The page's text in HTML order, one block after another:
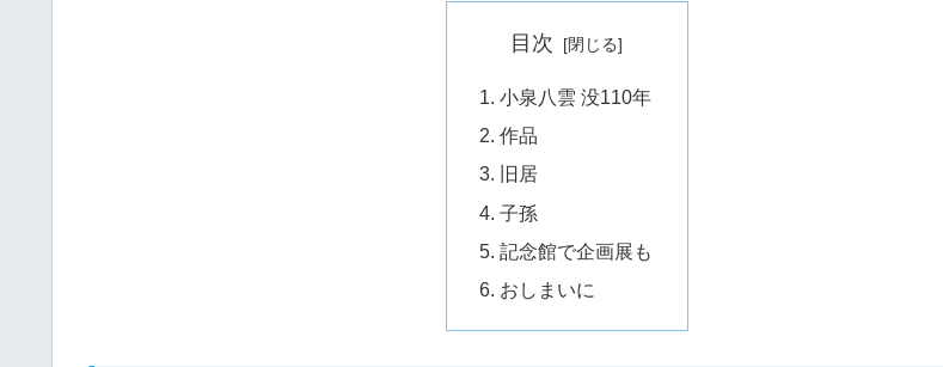
目次
小泉八雲 没110年
作品
旧居
子孫
記念館で企画展も
おしまいに